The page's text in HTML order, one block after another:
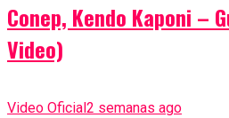
Conep, Kendo Kaponi –
Video)
Video Oficial2 semanas ago